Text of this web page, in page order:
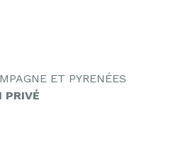
ET PYRENÉES
PRIVÉ